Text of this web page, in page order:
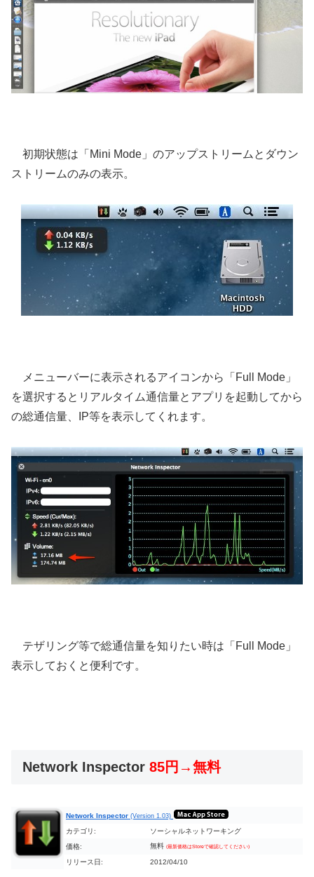
初期状態は「Mini Mode」のアップストリームとダウン
ストリームのみの表示。
メニューバーに表示されるアイコンから「Full Mode」
を選択するとリアルタイム通信量とアプリを起動してから
の総通信量、IP等を表示してくれます。
テザリング等で総通信量を知りたい時は「Full Mode」
表示しておくと便利です。
Network Inspector 85円→無料
Network Inspector (Version 1.03)
カテゴリ:
ソーシャルネットワーキング
価格:
無料 (最新価格はStoreで確認してください)
リリース日: 2012/04/10